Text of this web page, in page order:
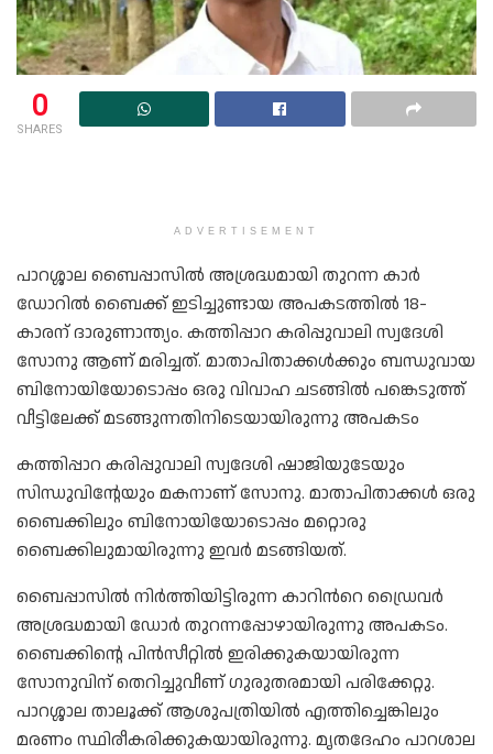
0
SHARES
ADVERTISEMENT
പാറശ്ശാല ബൈപ്പാസിൽ അശ്രദ്ധമായി തുറന്ന കാർ
ഡോറിൽ ബൈക്ക് ഇടിച്ചുണ്ടായ അപകടത്തിൽ 18-
കാരന് ദാരുണാന്ത്യം. കത്തിപ്പാറ കരിപ്പുവാലി സ്വദേശി
സോനു ആണ് മരിച്ചത്. മാതാപിതാക്കൾക്കും ബന്ധുവായ
ബിനോയിയോടൊപ്പം ഒരു വിവാഹ ചടങ്ങിൽ പങ്കെടുത്ത്
വീട്ടിലേക്ക് മടങ്ങുന്നതിനിടെയായിരുന്നു അപകടം
കത്തിപ്പാറ കരിപ്പുവാലി സ്വദേശി ഷാജിയുടേയും
സിന്ധുവിന്റേയും മകനാണ് സോനു. മാതാപിതാക്കൾ ഒരു
ബൈക്കിലും ബിനോയിയോടൊപ്പം മറ്റൊരു
ബൈക്കിലുമായിരുന്നു ഇവർ മടങ്ങിയത്.
ബൈപ്പാസിൽ നിർത്തിയിട്ടിരുന്ന കാറിൻറെ ഡ്രൈവർ
അശ്രദ്ധമായി ഡോർ തുറന്നപ്പോഴായിരുന്നു അപകടം.
ബൈക്കിന്റെ പിൻസീറ്റിൽ ഇരിക്കുകയായിരുന്ന
സോനുവിന് തെറിച്ചുവീണ് ഗുരുതരമായി പരിക്കേറ്റു.
പാറശ്ശാല താലൂക്ക് ആശുപത്രിയിൽ എത്തിച്ചെങ്കിലും
മരണം സ്ഥിരീകരിക്കുകയായിരുന്നു. മൃതദേഹം പാറശാല